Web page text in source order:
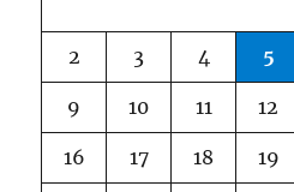
ン2 3 4 5
9 10 11 12
16 17 18 19